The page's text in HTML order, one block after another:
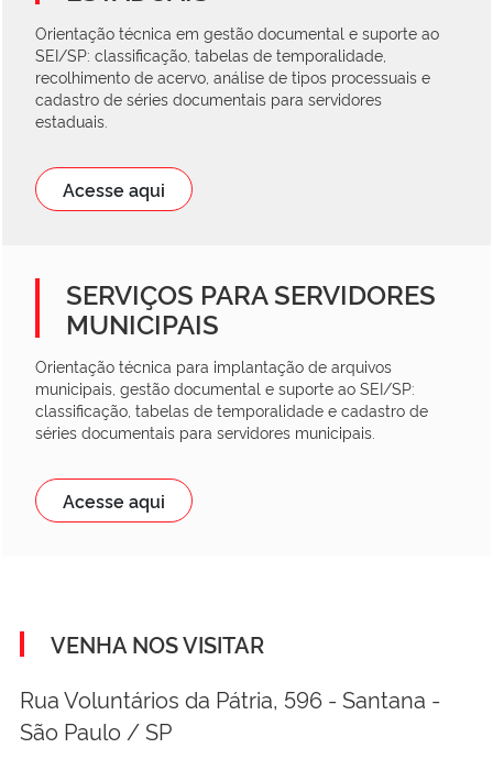
Orientação técnica em gestão documental e suporte ao
SEI/SP: classificação, tabelas de temporalidade,
recolhimento de acervo, análise de tipos processuais e
cadastro de séries documentais para servidores
estaduais.
Acesse aqui
SERVIÇOS PARA SERVIDORES
MUNICIPAIS
Orientação técnica para implantação de arquivos
municipais, gestão documental e suporte ao SEI/SP:
classificação, tabelas de temporalidade e cadastro de
séries documentais para servidores municipais.
Acesse aqui
VENHA NOS VISITAR
Rua Voluntários da Pátria, 596 - Santana -
São Paulo / SP